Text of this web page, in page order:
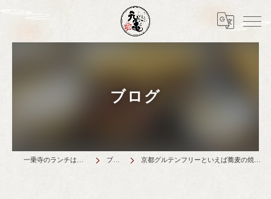
ブログ
ブログ 京都グルテンフリーといえば蕎麦の焼き菓子のお店